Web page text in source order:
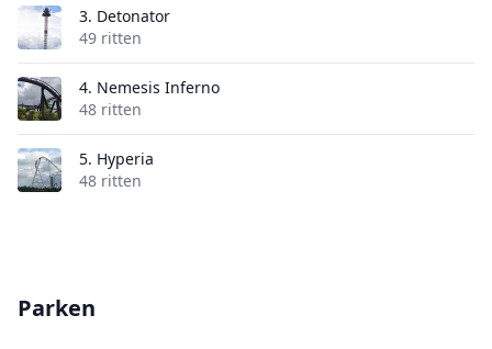
3. Detonator
49 ritten
4. Nemesis Inferno
48 ritten
5. Hyperia
48 ritten
Parken